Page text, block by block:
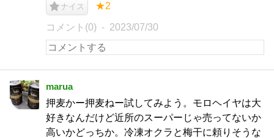
ナイス ★2
コメント(0) 2023/07/30
marua
押麦かー押麦ねー試してみよう。モロヘイヤは大
好きなんだけど近所のスーパーじゃ売ってないか
高いかどっちか。冷凍オクラと梅干に頼りそうな